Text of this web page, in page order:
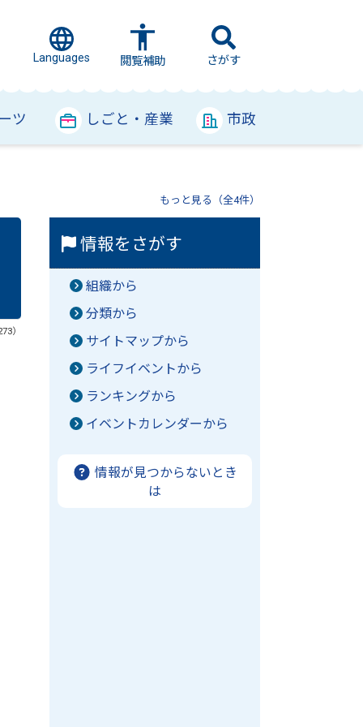
Languages 閲覧補助 さがす
ツ しごと・産業 市政
もっと見る（全4件）
）
情報をさがす
組織から
分類から
サイトマップから
ライフイベントから
ランキングから
イベントカレンダーから
情報が見つからないとき
は